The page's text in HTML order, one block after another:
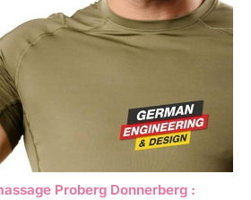
Proberg Donnerberg :